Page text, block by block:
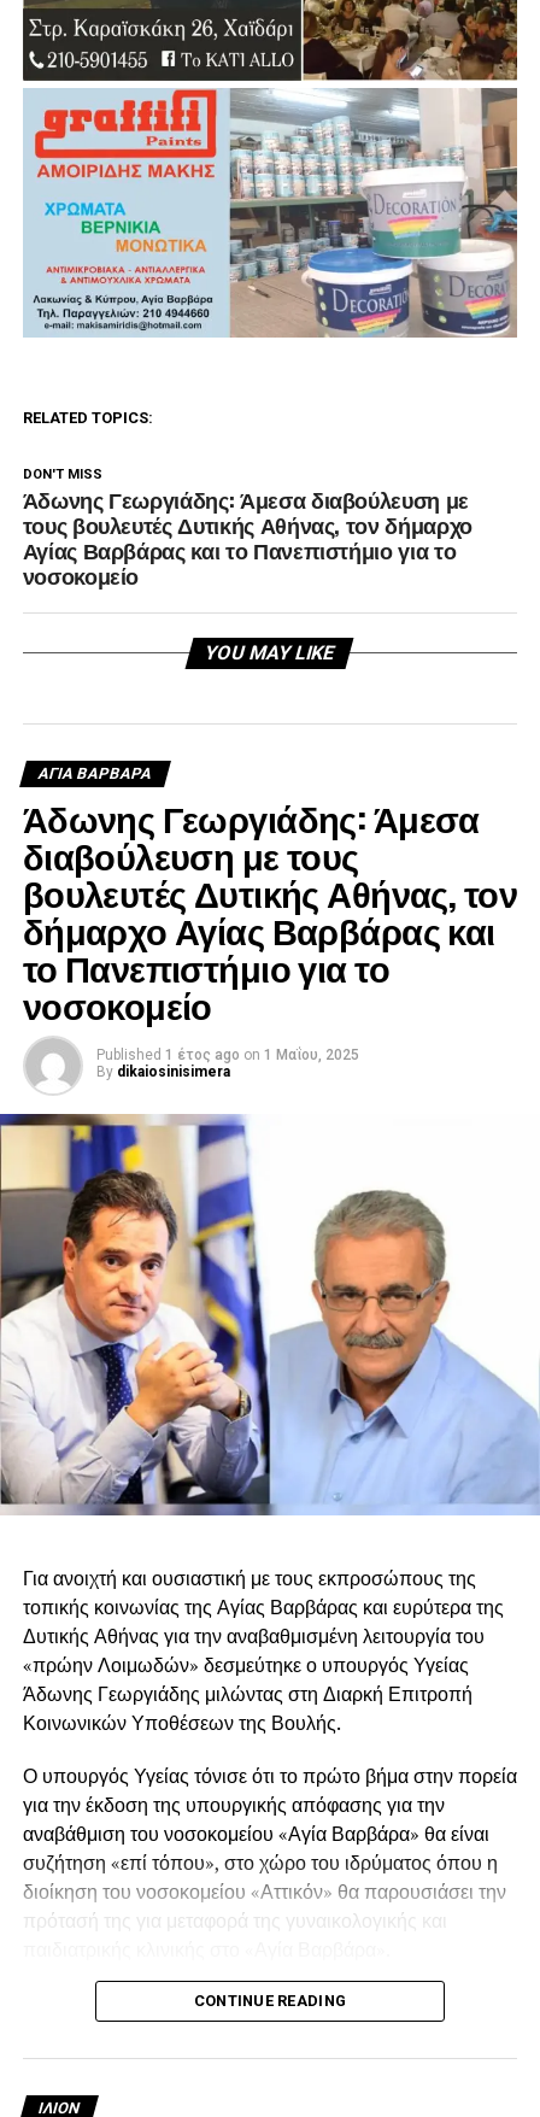
RELATED TOPICS:
DON'T MISS
Άδωνης Γεωργιάδης: Άμεσα διαβούλευση με
τους βουλευτές Δυτικής Αθήνας, τον δήμαρχο
Αγίας Βαρβάρας και το Πανεπιστήμιο για το
νοσοκομείο
YOU MAY LIKE
ΑΓΙΑ ΒΑΡΒΑΡΑ
Άδωνης Γεωργιάδης: Άμεσα
διαβούλευση με τους
βουλευτές Δυτικής Αθήνας, τον
δήμαρχο Αγίας Βαρβάρας και
το Πανεπιστήμιο για το
νοσοκομείο
Published 1 έτος ago on 1 Μαΐου, 2025
By dikaiosinisimera
Για ανοιχτή και ουσιαστική με τους εκπροσώπους της
τοπικής κοινωνίας της Αγίας Βαρβάρας και ευρύτερα της
Δυτικής Αθήνας για την αναβαθμισμένη λειτουργία του
«πρώην Λοιμωδών» δεσμεύτηκε ο υπουργός Υγείας
Άδωνης Γεωργιάδης μιλώντας στη Διαρκή Επιτροπή
Κοινωνικών Υποθέσεων της Βουλής.
Ο υπουργός Υγείας τόνισε ότι το πρώτο βήμα στην πορεία
για την έκδοση της υπουργικής απόφασης για την
αναβάθμιση του νοσοκομείου «Αγία Βαρβάρα» θα είναι
συζήτηση «επί τόπου», στο χώρο του ιδρύματος όπου η
διοίκηση του νοσοκομείου «Αττικόν» θα παρουσιάσει την
πρότασή της για μεταφορά της γυναικολογικής και
Στη συζήτηση, θα συμμετάσχουν οι βουλευτές της
υπουργός δήλωσε ότι τον εκτιμά πολύ από τα χρόνια που
συνυπήρξαν ως βουλευτές και εκπρόσωποι του
CONTINUE READING
ΙΛΙΟΝ